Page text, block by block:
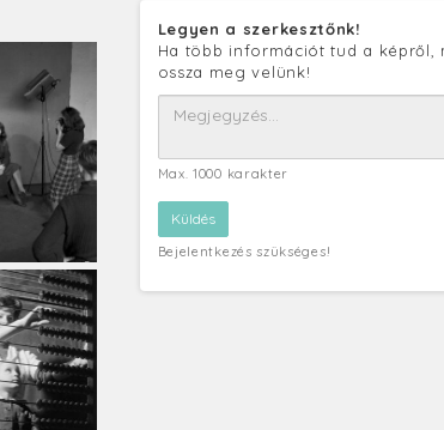
Legyen a szerkesztőnk!
Ha több információt tud a képről,
ossza meg velünk!
Max. 1000 karakter
Bejelentkezés szükséges!